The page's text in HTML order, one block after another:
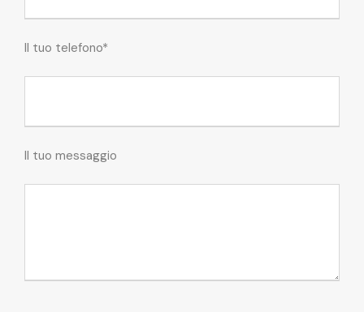
Il tuo telefono*
Il tuo messaggio